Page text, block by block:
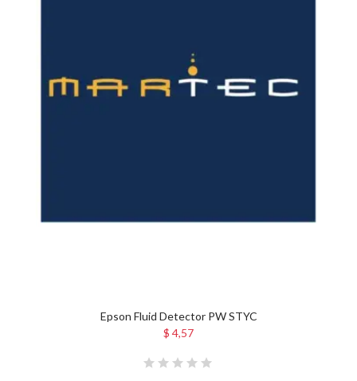
Epson Fluid Detector PW STYC
$ 4,57